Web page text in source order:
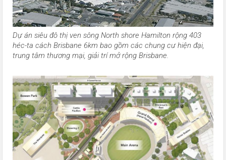
Dự án siêu đô thị ven sông North shore Hamilton rộng 403
héc-ta cách Brisbane 6km bao gồm các chung cư hiện đại,
trung tâm thương mại, giải trí mở rộng Brisbane.